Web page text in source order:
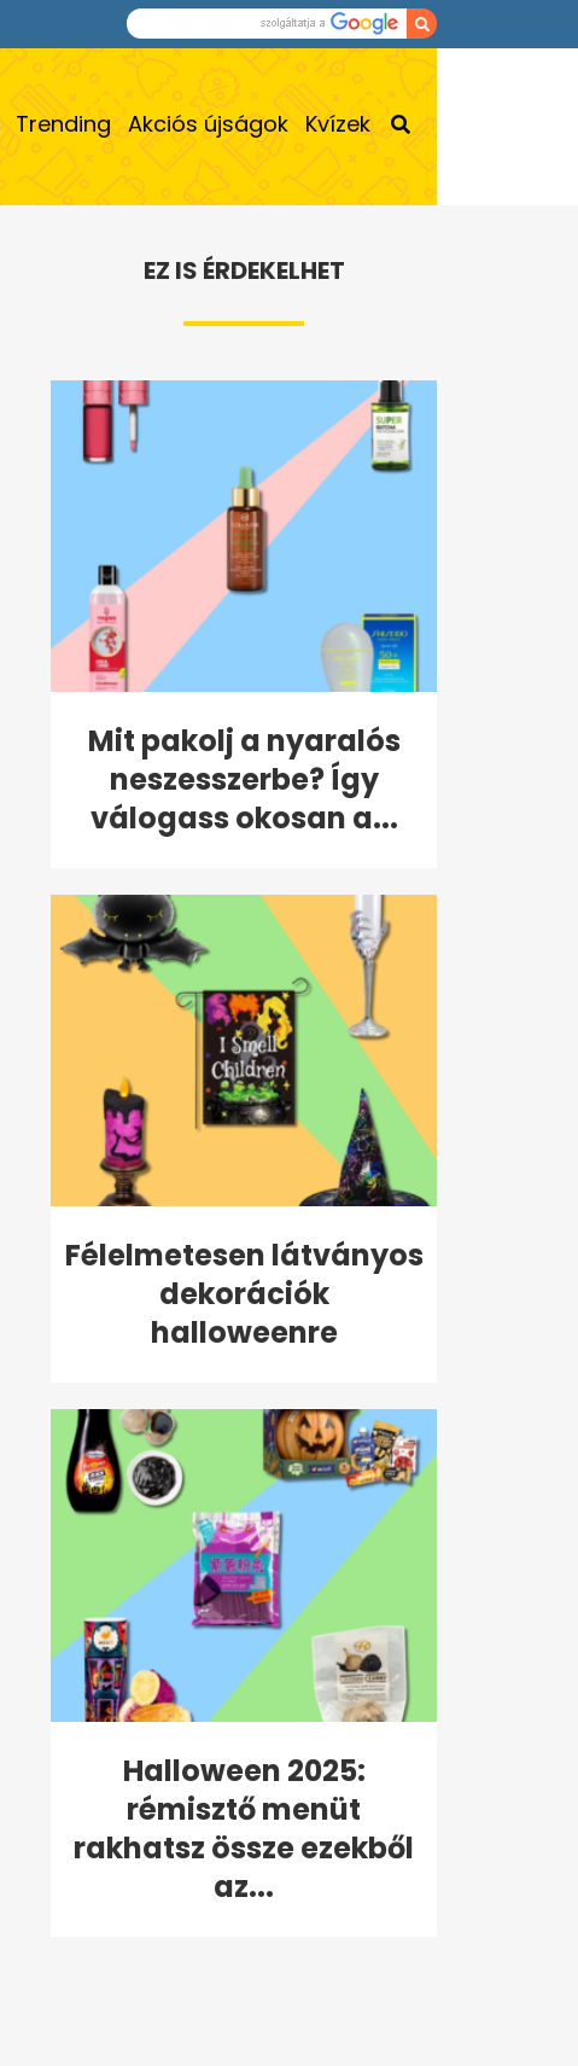
Trending Akciós újságok Kvízek
EZ IS ÉRDEKELHET
Mit pakolj a nyaralós
neszesszerbe? Így
válogass okosan a...
Félelmetesen látványos
dekorációk
halloweenre
Halloween 2025:
rémisztő menüt
rakhatsz össze ezekből
az...